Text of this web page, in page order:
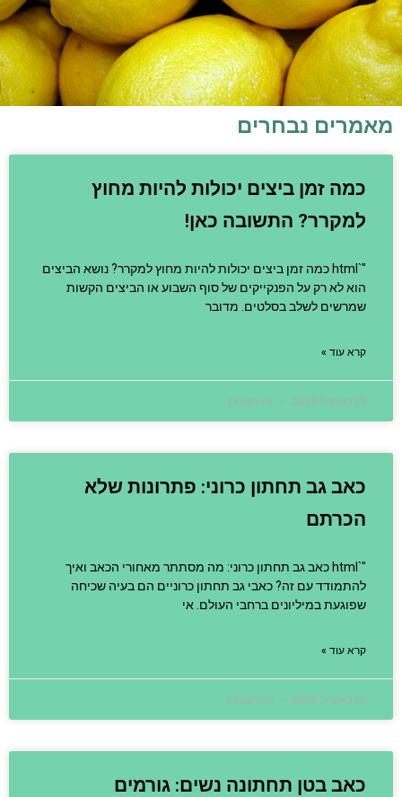
מאמרים נבחרים
כמה זמן ביצים יכולות להיות מחוץ
למקרר? התשובה כאן!
"`html כמה זמן ביצים יכולות להיות מחוץ למקרר? נושא הביצים
הוא לא רק על הפנקייקים של סוף השבוע או הביצים הקשות
שמרשים לשלב בסלטים. מדובר
קרא עוד »
13 באפריל 2025 אין תגובות
כאב גב תחתון כרוני: פתרונות שלא
הכרתם
"`html כאב גב תחתון כרוני: מה מסתתר מאחורי הכאב ואיך
להתמודד עם זה? כאבי גב תחתון כרוניים הם בעיה שכיחה
שפוגעת במיליונים ברחבי העולם. אי
קרא עוד »
12 באפריל 2025 אין תגובות
כאב בטן תחתונה נשים: גורמים